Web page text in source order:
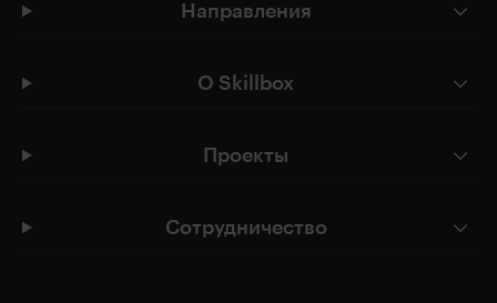
Направления
О Skillbox
Проекты
Сотрудничество